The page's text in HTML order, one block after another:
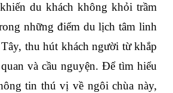
du khách không khỏi trầm
những điểm du lịch tâm linh
thu hút khách người từ khắp
và cầu nguyện. Để tìm hiểu
tin thú vị về ngôi chùa này,